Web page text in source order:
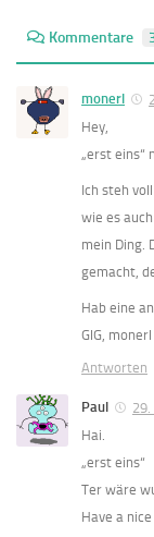
Kommentare
monerl
Hey,
„erst eins“
Ich steh
wie es
mein Ding.
gemacht,
Hab eine
GlG, monerl
Antworten
Paul
Hai.
„erst eins“
Ter wäre
Have a nice